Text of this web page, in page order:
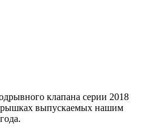
клапана серии 2018
выпускаемых нашим